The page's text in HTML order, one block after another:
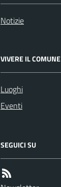
Notizie
VIVERE IL COMUNE
Luoghi
Eventi
SEGUICI SU